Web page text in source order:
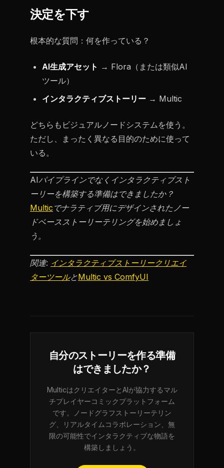
決定を下す
根本的な質問：何を作っている？
AI生成アセット → Flora（または類似AI
ツール）
インタラクティブストーリー → Multic
どちらもビジュアルノードシステムを使う。
ただし、まったく異なる目的のために使って
いる。
AIパイプラインでなくインタラクティブスト
ーリーを構築する準備はできましたか？
Multic でナラティブ用にデザインされたノー
ドベースストーリーテリングを始めましょ
う。
関連: インタラクティブストーリークリエイ
ターツールとMultic vs ComfyUI
自分のストーリーを作る準備
はできましたか？
MulticはクリエイターとAIが協力するマル
チプレイヤーコミックプラットフォーム
です。ノードグラフストーリーテリン
グ、リアルタイムコラボレーション、無
限の可能性でインタラクティブな物語を
構築しましょう。